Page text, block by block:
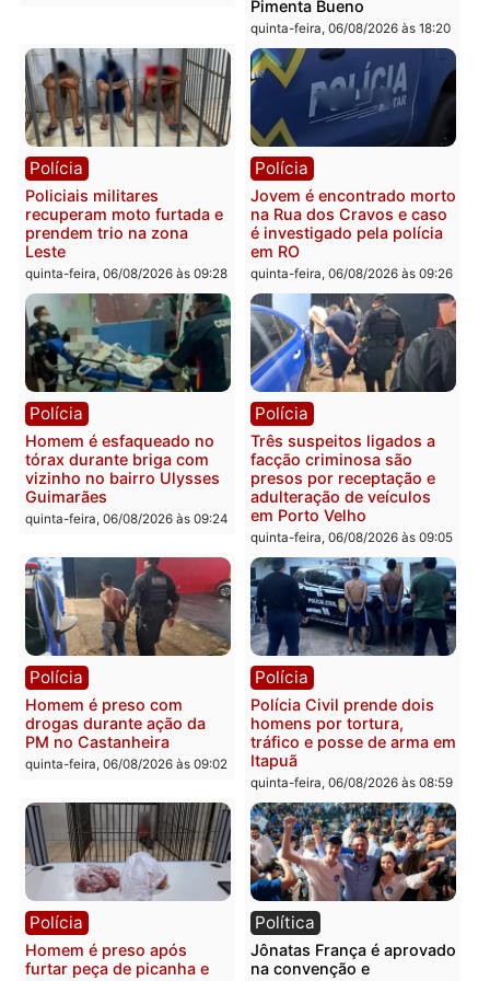
Você também vai querer ler...
Polícia
Tragédia na BR-364:
colisão entre caminhão e
carro deixa quatro mortos
em Porto Velho
quinta-feira, 06/08/2026 às 20:51
Política
Ministro Dias Tofolli , do
TSE, determina
e processamento da
que pode levar à perda
mandato da prefeita de
Pimenta Bueno
quinta-feira, 06/08/2026 às
Polícia
recuperam moto furtada e
prendem trio na zona
Leste
quinta-feira, 06/08/2026 às 09:28
Polícia
Jovem é encontrado
na Rua dos Cravos e
é investigado pela
em RO
quinta-feira, 06/08/2026 às
Homem é esfaqueado no
tórax durante briga com
vizinho no bairro Ulysses
Guimarães
quinta-feira, 06/08/2026 às 09:24
Polícia
Três suspeitos ligados a
facção criminosa são
presos por receptação e
adulteração de veículos
em Porto Velho
quinta-feira, 06/08/2026 às